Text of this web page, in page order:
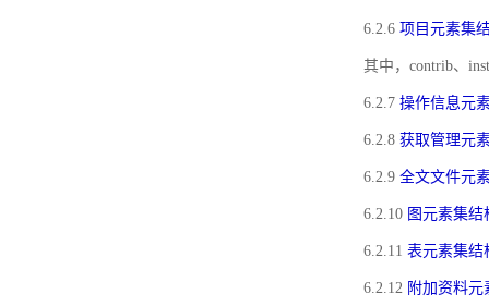
6.2.6 项目元素集
其中，contrib、
6.2.7 操作信息元
6.2.8 获取管理元
6.2.9 全文文件元
6.2.10 图元素集结
6.2.11 表元素集结
6.2.12 附加资料元